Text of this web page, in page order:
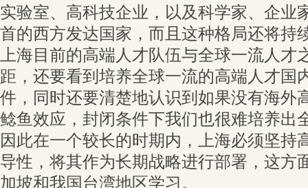
实验室、高科技企业，以及科学家、企业
首的西方发达国家，而且这种格局还将持
上海目前的高端人才队伍与全球一流人才
距，还要看到培养全球一流的高端人才国
件，同时还要清楚地认识到如果没有海外
鲶鱼效应，封闭条件下我们也很难培养出
因此在一个较长的时期内，上海必须坚持
导性，将其作为长期战略进行部署，这方
加坡和我国台湾地区学习。